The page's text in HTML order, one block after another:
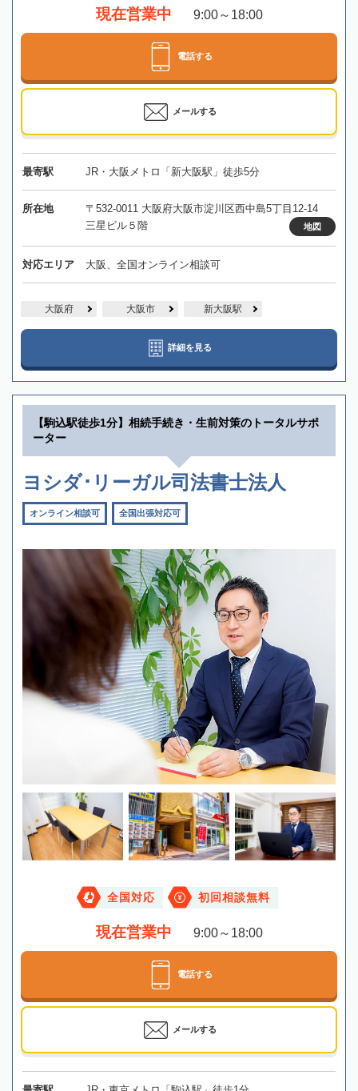
現在営業中 9:00～18:00
電話する
メールする
最寄駅 JR・大阪メトロ「新大阪駅」徒歩5分
所在地
〒532-0011 大阪府大阪市淀川区西中島5丁目12-14
三星ビル５階
地図
対応エリア 大阪、全国オンライン相談可
大阪府 大阪市 新大阪駅
詳細を見る
【駒込駅徒歩1分】相続手続き・生前対策のトータルサポ
ーター
ヨシダ･リーガル司法書士法人
オンライン相談可 全国出張対応可
全国対応 初回相談無料
現在営業中 9:00～18:00
電話する
メールする